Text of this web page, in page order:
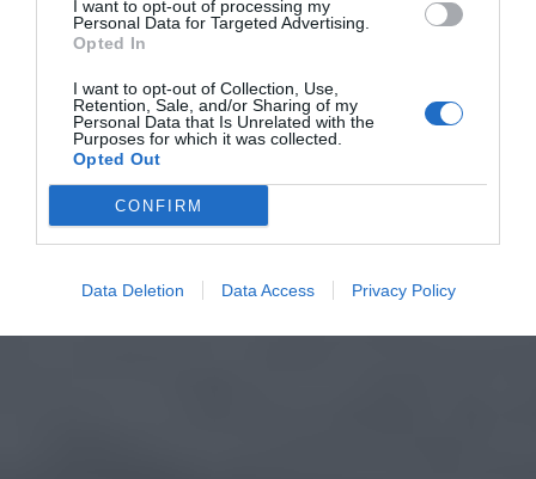
I want to opt-out of processing my
Personal Data for Targeted Advertising.
Opted In
I want to opt-out of Collection, Use,
Retention, Sale, and/or Sharing of my
Personal Data that Is Unrelated with the
Purposes for which it was collected.
Opted Out
CONFIRM
Data Deletion Data Access Privacy Policy